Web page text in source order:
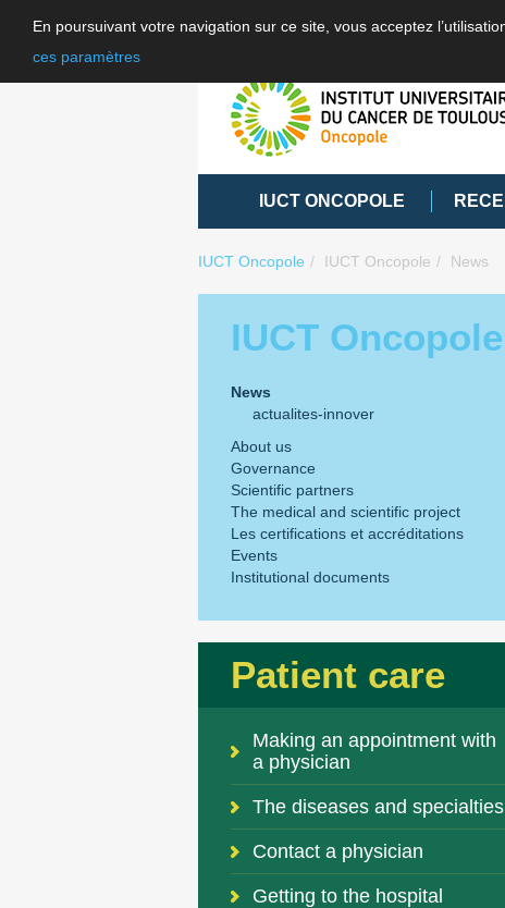
En poursuivant votre navigation sur ce site, vous acceptez
ces paramètres
IUCT ONCOPOLE
IUCT Oncopole IUCT Oncopole News
IUCT Oncopole
News
actualites-innover
About us
Governance
Scientific partners
The medical and scientific project
Les certifications et accréditations
Events
Institutional documents
Patient care
Making an appointment with
a physician
The diseases and specialties
Contact a physician
Getting to the hospital